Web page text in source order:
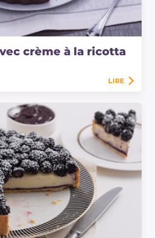
crème à la ricotta
LIRE